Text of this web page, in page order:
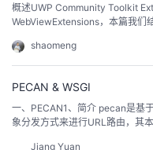
概述UWP Community Toolkit
WebViewExtensions，本篇我们
标地址或目标网页内容，关于这
们实现...
shaomeng
PECAN & WSGI
一、PECAN1、简介 pecan是基于python实现的一个轻量化web框架，采用对
象分发方式来进行URL路由，其
Jiang Yuan